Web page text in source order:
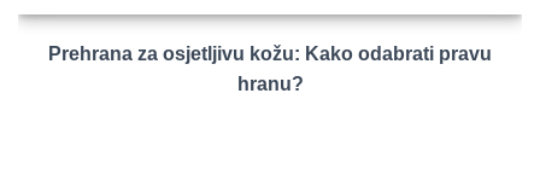
Prehrana za osjetljivu kožu: Kako odabrati pravu
hranu?